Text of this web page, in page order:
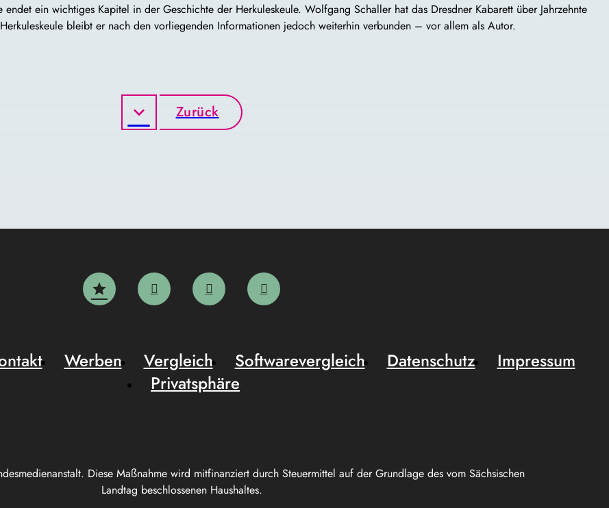
ein wichtiges Kapitel in der Geschichte der Herkuleskeule. Wolfgang Schaller hat das Dresdner Kabarett über Jahrzehnte
bleibt er nach den vorliegenden Informationen jedoch weiterhin verbunden – vor allem als Autor.
Zurück
Diese Maßnahme wird mitfinanziert durch Steuermittel auf der Grundlage des vom Sächsischen
Landtag beschlossenen Haushaltes.
Werben Vergleich Softwarevergleich Datenschutz
Impressum
Privatsphäre